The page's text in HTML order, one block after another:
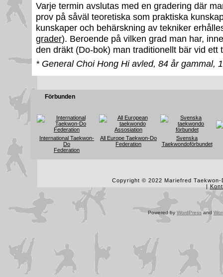
Varje termin avslutas med en gradering där
prov på såväl teoretiska som praktiska
kunskaper och behärskning av tekniker
grader). Beroende på vilken grad man har,
den dräkt (Do-bok) man traditionellt bär vid ett
* General Choi Hong Hi avled, 84 år gammal,
Förbunden
International Taekwon-
Do
Federation
All Europe Taekwon-Do
Federation
Svenska
Taekwondoförbundet
Copyright © 2022 Mariefred
|
Powered by WordPressand